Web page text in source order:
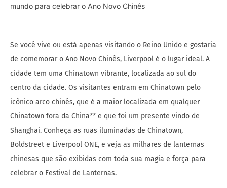
Se você vive ou está apenas visitando o Reino Unido e gostaria
de comemorar o Ano Novo Chinês, Liverpool é o lugar ideal. A
cidade tem uma Chinatown vibrante, localizada ao sul do
centro da cidade. Os visitantes entram em Chinatown pelo
icônico arco chinês, que é a maior localizada em qualquer
Chinatown fora da China** e que foi um presente vindo de
Shanghai. Conheça as ruas iluminadas de Chinatown,
Boldstreet e Liverpool ONE, e veja as milhares de lanternas
chinesas que são exibidas com toda sua magia e força para
celebrar o Festival de Lanternas.